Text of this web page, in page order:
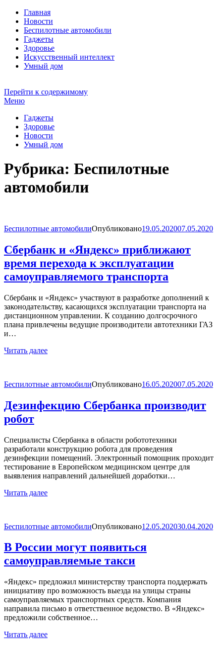
Главная
Новости
Беспилотные автомобили
Гаджеты
Здоровье
Искусственный интеллект
Умный дом
WorldIoT.ru — Новости Интернета вещей
Перейти к содержимому
Меню
Гаджеты
Здоровье
Новости
Умный дом
Рубрика: Беспилотные
автомобили
Беспилотные автомобилиОпубликовано19.05.202007.05.2020
Сбербанк и «Яндекс» приближают
время перехода к эксплуатации
самоуправляемого транспорта
Сбербанк и «Яндекс» участвуют в разработке дополнений к
законодательству, касающихся эксплуатации транспорта на
дистанционном управлении. К созданию долгосрочного
плана привлечены ведущие производители автотехники ГАЗ
и…
Читать далее
Беспилотные автомобилиОпубликовано16.05.202007.05.2020
Дезинфекцию Сбербанка производит
робот
Специалисты Сбербанка в области робототехники
разработали конструкцию робота для проведения
дезинфекции помещений. Электронный помощник проходит
тестирование в Европейском медицинском центре для
выявления направлений дальнейшей доработки…
Читать далее
Беспилотные автомобилиОпубликовано12.05.202030.04.2020
В России могут появиться
самоуправляемые такси
«Яндекс» предложил министерству транспорта поддержать
инициативу про возможность выезда на улицы страны
самоуправляемых транспортных средств. Компания
направила письмо в ответственное ведомство. В «Яндекс»
предложили собственное…
Читать далее